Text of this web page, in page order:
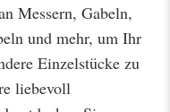
Messern, Gabeln,
und mehr, um Ihr
Einzelstücke zu
liebevoll